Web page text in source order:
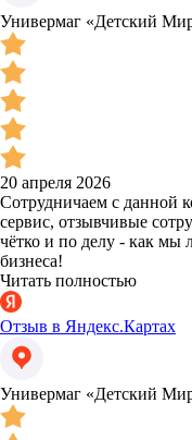
Универмаг «Детский
20 апреля 2026
Сотрудничаем с данной
сервис, отзывчивые
чётко и по делу - как мы
бизнеса!
Читать полностью
Отзыв в Яндекс.Картах
Универмаг «Детский